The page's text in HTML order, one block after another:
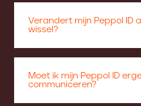
Verandert mijn Peppol ID
wissel?
Moet ik mijn Peppol ID
communiceren?